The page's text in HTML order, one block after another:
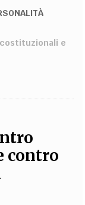
NOI
e
contro